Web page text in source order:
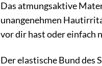
Das atmungsaktive
unangenehmen
vor dir hast oder einfach
Der elastische Bund des